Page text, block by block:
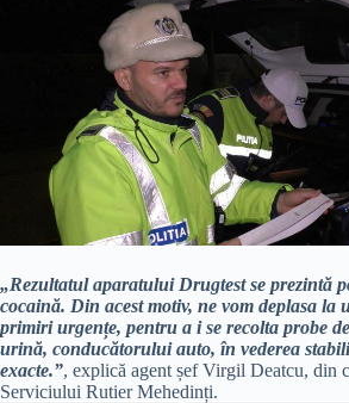
„Rezultatul aparatului Drugtest se prezintă
cocaină. Din acest motiv, ne vom deplasa la
primiri urgențe, pentru a i se recolta probe
urină, conducătorului auto, în vederea
exacte.”, explică agent șef Virgil Deatcu, din
Serviciului Rutier Mehedinți.